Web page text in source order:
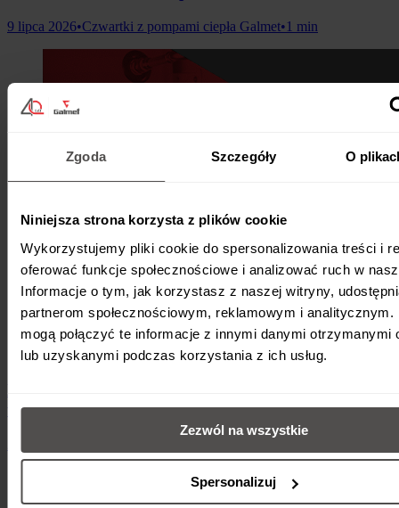
Zgoda Szczegóły O
Niniejsza strona korzysta z plików cookie
Wykorzystujemy pliki cookie do spersonalizowania treści i
oferować funkcje społecznościowe i analizować ruch w
Informacje o tym, jak korzystasz z naszej witryny,
partnerom społecznościowym, reklamowym i analitycznym.
mogą połączyć te informacje z innymi danymi otrzymanymi
lub uzyskanymi podczas korzystania z ich usług.
Zezwól na wszystkie
Spersonalizuj
9 lipca 2026•Czwartki z pompami ciepła Galmet•1 min
Duże zbiorniki Galmet: standard do 5000 l i
wykonania specjalne do 8000 l